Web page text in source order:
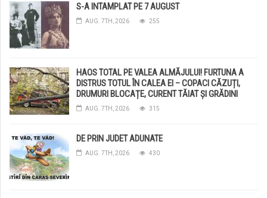
S-A INTAMPLAT PE 7 AUGUST
AUG. 7TH, 2026 255
HAOS TOTAL PE VALEA ALMĂJULUI! FURTUNA A
DISTRUS TOTUL ÎN CALEA EI – COPACI CĂZUȚI,
DRUMURI BLOCAȚE, CURENT TĂIAT ȘI GRĂDINI
DISTRUSE DE GRINDINĂ!
AUG. 7TH, 2026 315
DE PRIN JUDET ADUNATE
AUG. 7TH, 2026 430